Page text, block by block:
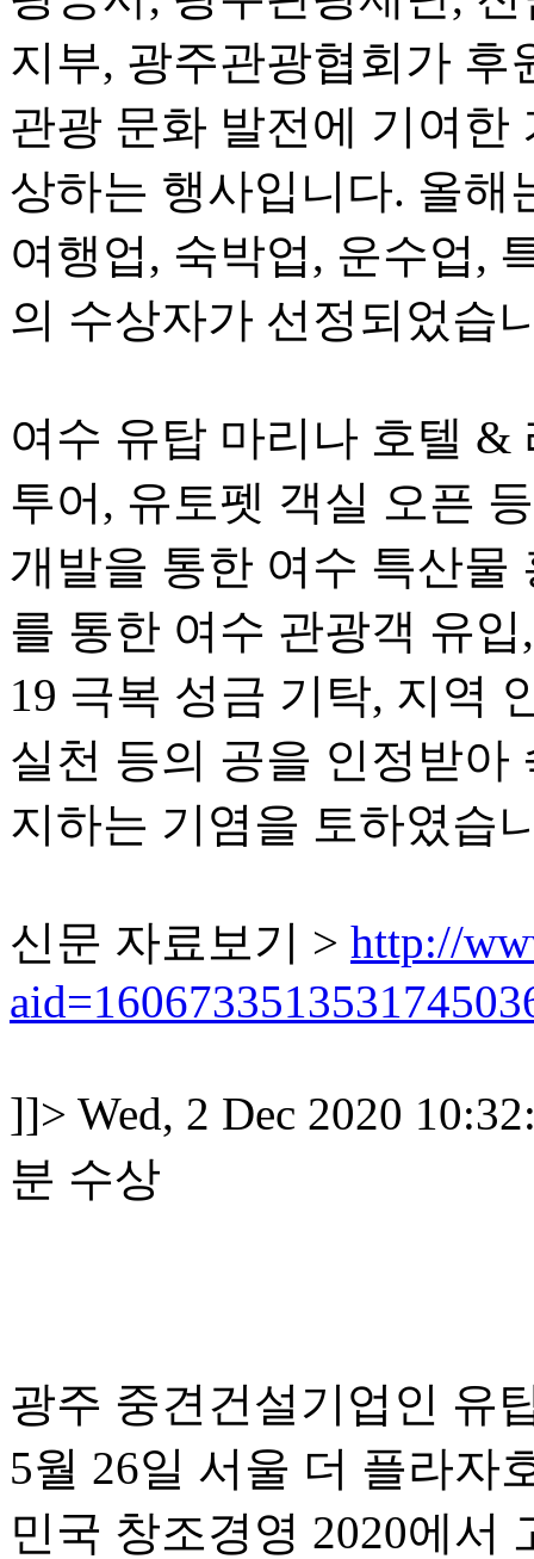
지부, 광주관광협회가 후
관광 문화 발전에 기여한
상하는 행사입니다. 올해
여행업, 숙박업, 운수업,
의 수상자가 선정되었습
여수 유탑 마리나 호텔 &
투어, 유토펫 객실 오픈
개발을 통한 여수 특산물
를 통한 여수 관광객 유
19 극복 성금 기탁, 지역
실천 등의 공을 인정받아
지하는 기염을 토하였습
신문 자료보기 > http://
]]> Wed, 2 Dec 2020
분 수상
광주 중견건설기업인 유
5월 26일 서울 더 플라자
민국 창조경영 2020에서